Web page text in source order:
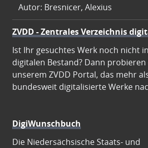
Autor: Bresnicer, Alexius
ZVDD - Zentrales Verzeichnis
Ist Ihr gesuchtes Werk noch nicht
digitalen Bestand? Dann probieren
unserem ZVDD Portal, das mehr
bundesweit digitalisierte Werke
DigiWunschbuch
Die Niedersächsische Staats- und